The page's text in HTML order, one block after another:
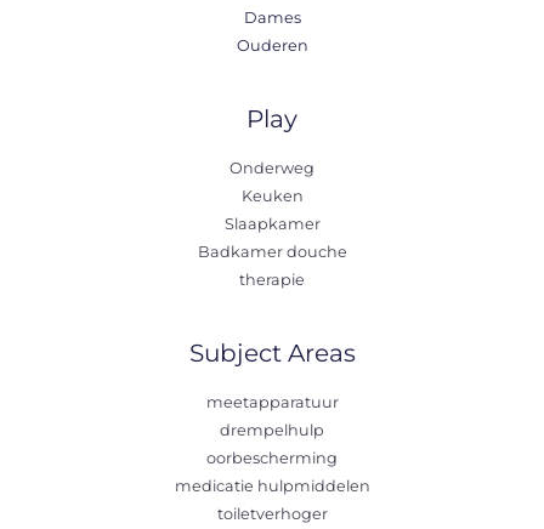
Dames
Ouderen
Play
Onderweg
Keuken
Slaapkamer
Badkamer douche
therapie
Subject Areas
meetapparatuur
drempelhulp
oorbescherming
medicatie hulpmiddelen
toiletverhoger